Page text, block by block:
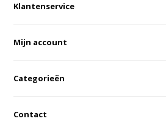
Klantenservice
Mijn account
Categorieën
Contact